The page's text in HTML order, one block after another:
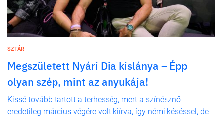
SZTÁR
Megszületett Nyári Dia kislánya – Épp
olyan szép, mint az anyukája!
Kissé tovább tartott a terhesség, mert a színésznő
eredetileg március végére volt kiírva, így némi késéssel, de